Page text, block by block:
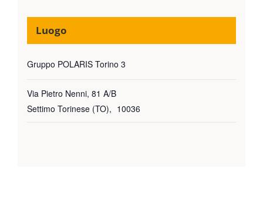
Luogo
Gruppo POLARIS Torino 3
Via Pietro Nenni, 81 A/B
Settimo Torinese (TO), 10036